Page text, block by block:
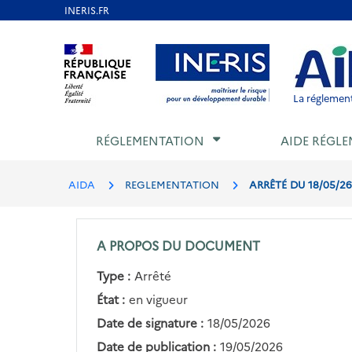
Aller au contenu Aller au menu Aller au
La
RÉGLEMENTATION AIDE
AIDA REGLEMENTATION ARRÊTÉ DU 18/05/
A PROPOS DU DOCUMENT
Type : Arrêté
État : en vigueur
Date de signature : 18/05/2026
Date de publication : 19/05/2026